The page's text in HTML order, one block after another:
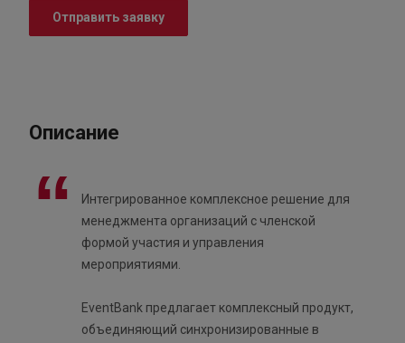
Отправить заявку
Описание
Интегрированное комплексное решение для
менеджмента организаций с членской
формой участия и управления
мероприятиями.
EventBank предлагает комплексный продукт,
объединяющий синхронизированные в